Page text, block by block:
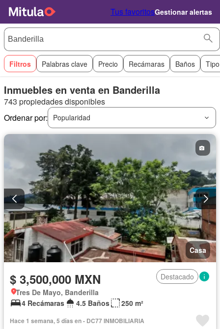
Tus favoritosGestionar alertas
Filtros Palabras clave Precio Recámaras Baños
Inmuebles en venta en Banderilla
743 propiedades disponibles
Ordenar por:
Popularidad
Casa
$ 3,500,000 MXN
Destacado
Tres De Mayo, Banderilla
4 Recámaras
4.5 Baños 250 m²
Hace 1 semana, 5 días en - DC77 INMOBILIARIA